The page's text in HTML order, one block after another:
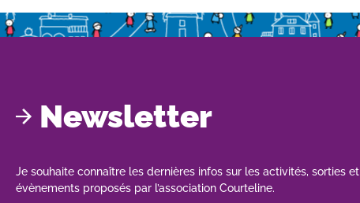
Newsletter
Je souhaite connaître les dernières infos sur les activités, sorties et
évènements proposés par l’association Courteline.